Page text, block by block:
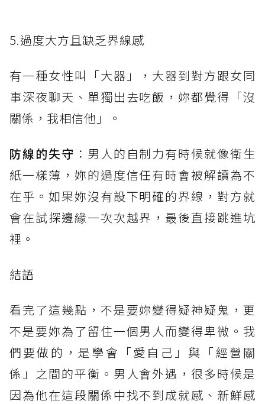
5.過度大方且缺乏界線感
有一種女性叫「大器」，大器到對方跟女同
事深夜聊天、單獨出去吃飯，妳都覺得「沒
關係，我相信他」。
防線的失守 ：男人的自制力有時候就像衛生
紙一樣薄，妳的過度信任有時會被解讀為不
在乎。如果妳沒有設下明確的界線，對方就
會在試探邊緣一次次越界，最後直接跳進坑
裡。
結語
看完了這幾點，不是要妳變得疑神疑鬼，更
不是要妳為了留住一個男人而變得卑微。我
們要做的，是學會「愛自己」與「經營關
係」之間的平衡。男人會外遇，很多時候是
因為他在這段關係中找不到成就感、新鮮感